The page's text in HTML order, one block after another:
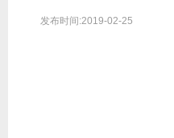
发布时间:2019-02-25